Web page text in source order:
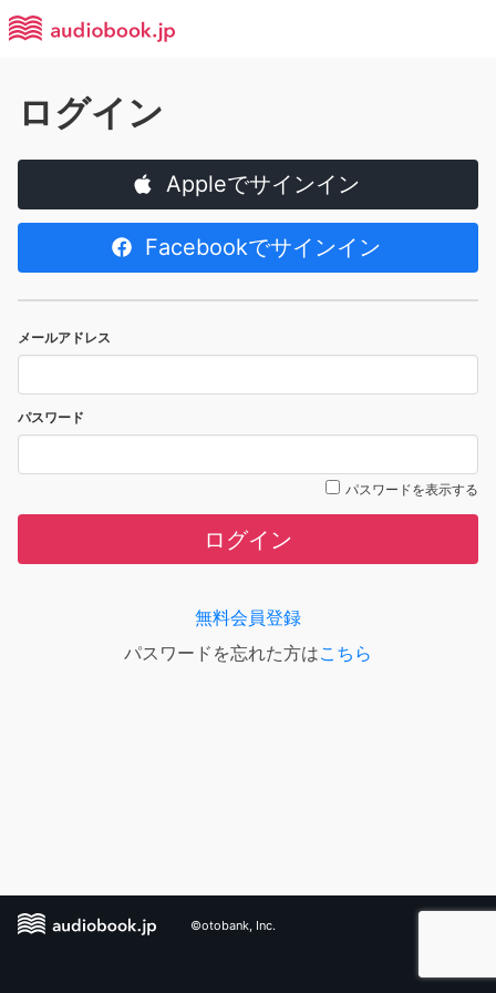
ログイン
Appleでサインイン
Facebookでサインイン
メールアドレス
パスワード
パスワードを表示する
ログイン
無料会員登録
パスワードを忘れた方はこちら
©otobank, Inc.